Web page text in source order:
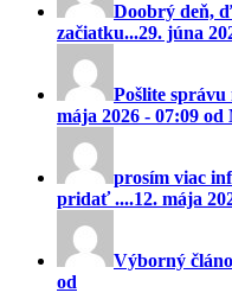
Doobrý deň,
začiatku...29. júna
Pošlite
mája 2026 - 07:09
prosím viac
pridať ....12. mája
Výborný
od